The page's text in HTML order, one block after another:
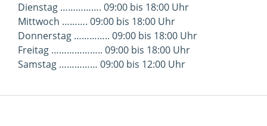
Dienstag ……………. 09:00 bis 18:00 Uhr
Mittwoch ………. 09:00 bis 18:00 Uhr
Donnerstag ………….. 09:00 bis 18:00 Uhr
Freitag ……………….. 09:00 bis 18:00 Uhr
Samstag …………… 09:00 bis 12:00 Uhr